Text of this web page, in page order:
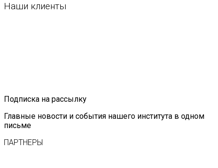
Наши клиенты
Подписка на рассылку
Главные новости и события нашего института в одном
письме
ПАРТНЕРЫ